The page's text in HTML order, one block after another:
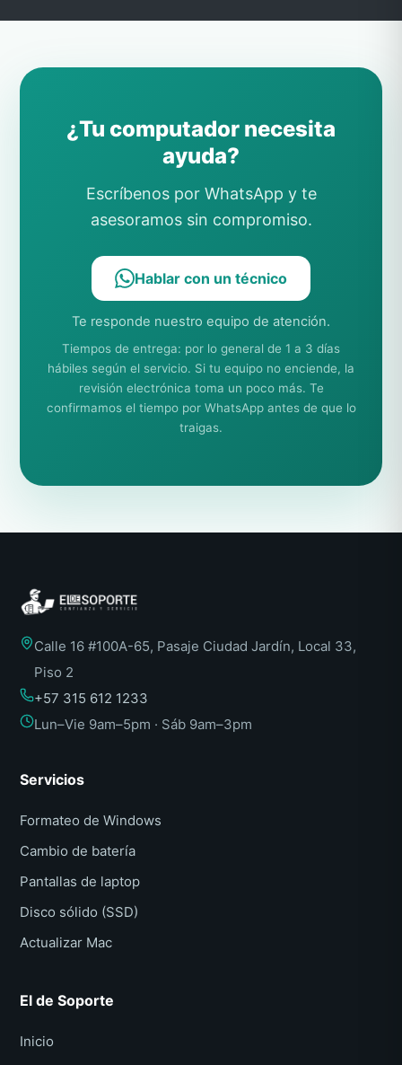
¿Tu computador necesita
ayuda?
Escríbenos por WhatsApp y te
asesoramos sin compromiso.
Hablar con un técnico
Te responde nuestro equipo de atención.
Tiempos de entrega: por lo general de 1 a 3 días
hábiles según el servicio. Si tu equipo no enciende, la
revisión electrónica toma un poco más. Te
confirmamos el tiempo por WhatsApp antes de que lo
traigas.
Calle 16 #100A-65, Pasaje Ciudad Jardín, Local 33,
Piso 2
+57 315 612 1233
Lun–Vie 9am–5pm · Sáb 9am–3pm
Servicios
Formateo de Windows
Cambio de batería
Pantallas de laptop
Disco sólido (SSD)
Actualizar Mac
El de Soporte
Inicio